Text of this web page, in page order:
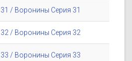
/ Воронины Серия 31
/ Воронины Серия 32
/ Воронины Серия 33